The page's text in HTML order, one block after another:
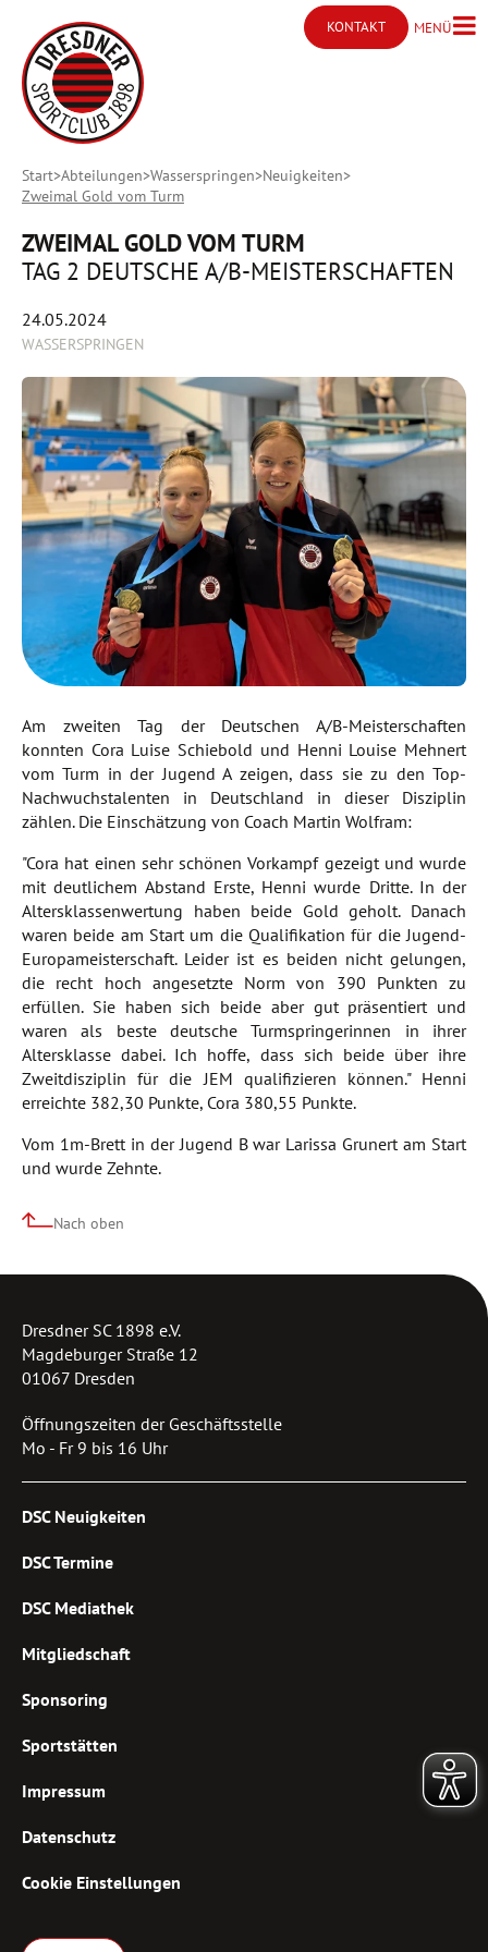
KONTAKT
Kontakt öffnen
MENÜMenü
Start Abteilungen Wasserspringen Neuigkeiten
Zweimal Gold vom Turm
ZWEIMAL GOLD VOM TURM
TAG 2 DEUTSCHE A/B-MEISTERSCHAFTEN
24.05.2024
WASSERSPRINGEN
Am zweiten Tag der Deutschen A/B-Meisterschaften
konnten Cora Luise Schiebold und Henni Louise Mehnert
vom Turm in der Jugend A zeigen, dass sie zu den Top-
Nachwuchstalenten in Deutschland in dieser Disziplin
zählen. Die Einschätzung von Coach Martin Wolfram:
"Cora hat einen sehr schönen Vorkampf gezeigt und wurde
mit deutlichem Abstand Erste, Henni wurde Dritte. In der
Altersklassenwertung haben beide Gold geholt. Danach
waren beide am Start um die Qualifikation für die Jugend-
Europameisterschaft. Leider ist es beiden nicht gelungen,
die recht hoch angesetzte Norm von 390 Punkten zu
erfüllen. Sie haben sich beide aber gut präsentiert und
waren als beste deutsche Turmspringerinnen in ihrer
Altersklasse dabei. Ich hoffe, dass sich beide über ihre
Zweitdisziplin für die JEM qualifizieren können." Henni
erreichte 382,30 Punkte, Cora 380,55 Punkte.
Vom 1m-Brett in der Jugend B war Larissa Grunert am Start
und wurde Zehnte.
Nach oben
Dresdner SC 1898 e.V.
Magdeburger Straße 12
01067 Dresden
Öffnungszeiten der Geschäftsstelle
Mo - Fr 9 bis 16 Uhr
DSC Neuigkeiten
DSC Termine
DSC Mediathek
Mitgliedschaft
Sponsoring
Sportstätten
Impressum
Datenschutz
Cookie Einstellungen